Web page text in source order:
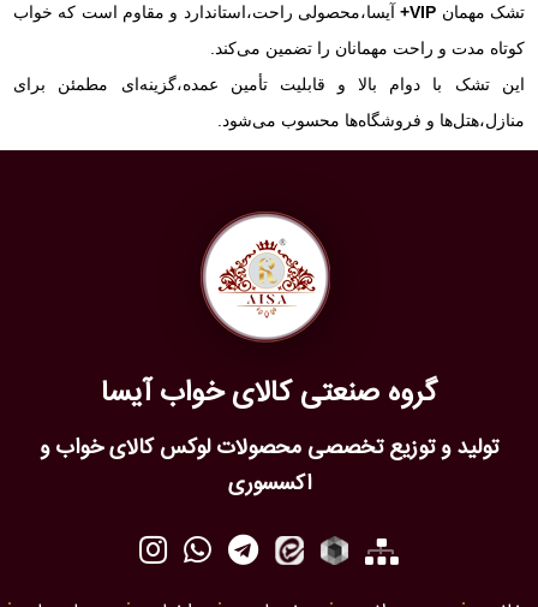
تشک مهمان VIP+ آیسا،محصولی راحت،استاندارد و مقاوم است که خواب
کوتاه‌ مدت و راحت مهمانان را تضمین می‌کند.
این تشک با دوام بالا و قابلیت تأمین عمده،گزینه‌ای مطمئن برای
منازل،هتل‌ها و فروشگاه‌ها محسوب می‌شود.
گروه صنعتی کالای خواب آیسا
تولید و توزیع تخصصی محصولات لوکس کالای خواب و
اکسسوری